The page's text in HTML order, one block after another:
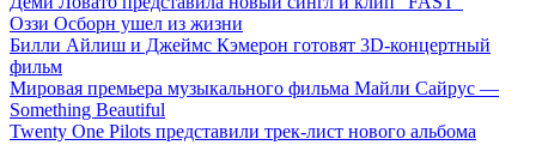
Оззи Осборн ушел из жизни
Билли Айлиш и Джеймс Кэмерон готовят 3D-концертный
фильм
Мировая премьера музыкального фильма Майли Сайрус —
Something Beautiful
Twenty One Pilots представили трек-лист нового альбома